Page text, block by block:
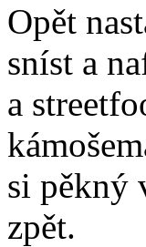
Opět
sníst a
a
si pěkný
zpět.